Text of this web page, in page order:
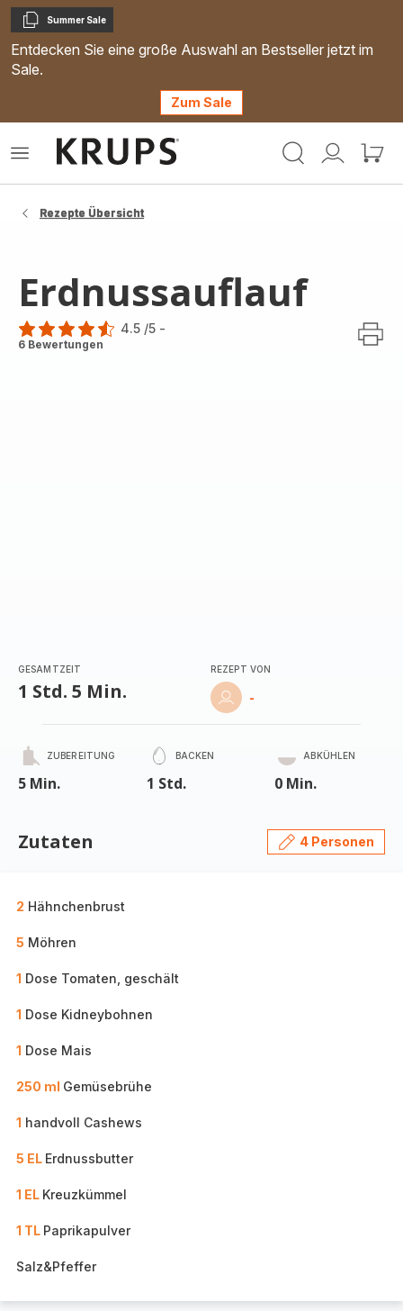
Kopieren
Summer Sale
Entdecken Sie eine große Auswahl an Bestseller jetzt im
Sale.
Zum Sale
Mein
Mein
Das
Rezepte Übersicht
Erdnussauflauf
ratings.4.5
4.5 /5 -
6 Bewertungen
GESAMTZEIT
1 Std. 5 Min.
REZEPT VON
-
ZUBEREITUNG
5 Min.
BACKEN
1 Std.
ABKÜHLEN
0 Min.
Zutaten 4 Personen
2 Hähnchenbrust
5 Möhren
1 Dose Tomaten, geschält
1 Dose Kidneybohnen
1 Dose Mais
250 ml Gemüsebrühe
1 handvoll Cashews
5 EL Erdnussbutter
1 EL Kreuzkümmel
1 TL Paprikapulver
Salz&Pfeffer